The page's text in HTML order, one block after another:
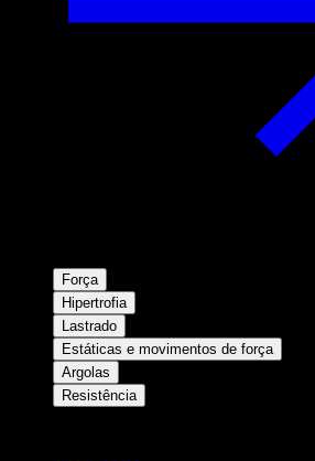
Força
Hipertrofia
Lastrado
Estáticas e movimentos de força
Argolas
Resistência